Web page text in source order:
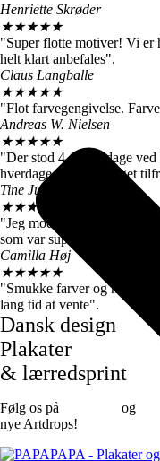
Henriette Skrøder
★★★★★
"Super flotte motiver! Vi er
helt klart anbefales".
Claus Langballe
★★★★★
"Flot farvegengivelse.
Andreas W. Nielsen
★★★★★
"Der stod 4-6 hverdage
hverdage, så vi er meget
Tine Juul
★★★
"Jeg modtog en forkert
som var super søde og
Camilla Høj
★★★★★
"Smukke farver og
lang tid at vente".
Dansk design
Plakater
& lærredsprint
Følg os på og
nye Artdrops!